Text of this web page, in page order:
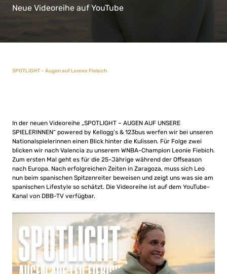
Neue Videoreihe auf YouTube
SPOTLIGHT – Augen auf Leonie Fiebich
In der neuen Videoreihe „SPOTLIGHT – AUGEN AUF UNSERE
SPIELERINNEN“ powered by Kellogg’s & 123bus werfen wir bei unseren
Nationalspielerinnen einen Blick hinter die Kulissen. Für Folge zwei
blicken wir nach Valencia zu unserem WNBA-Champion Leonie Fiebich.
Zum ersten Mal geht es für die 25-Jährige während der Offseason
nach Europa. Nach erfolgreichen Zeiten in Zaragoza, muss sich Leo
nun beim spanischen Spitzenreiter beweisen und zeigt uns was sie am
spanischen Lifestyle so schätzt. Die Videoreihe ist auf dem YouTube-
Kanal von DBB-TV verfügbar.